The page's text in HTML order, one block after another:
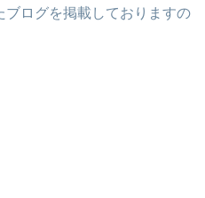
ブログを掲載しておりますの